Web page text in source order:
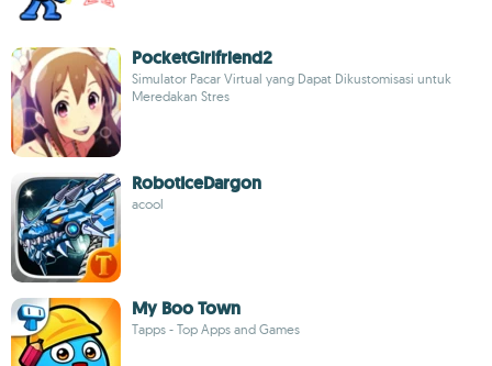
PocketGirlfriend2
Simulator Pacar Virtual yang Dapat Dikustomisasi untuk
Meredakan Stres
RobotIceDargon
acool
My Boo Town
Tapps - Top Apps and Games